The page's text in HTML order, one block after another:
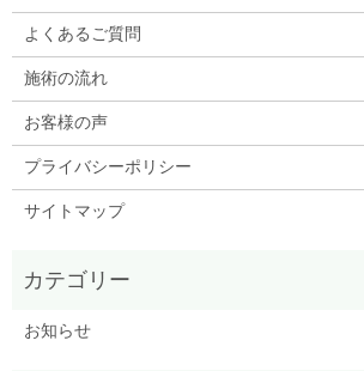
よくあるご質問
施術の流れ
お客様の声
プライバシーポリシー
サイトマップ
お知らせ